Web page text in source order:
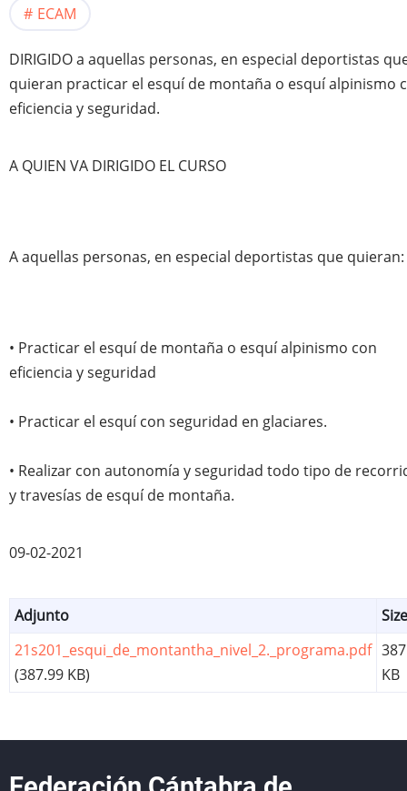
ECAM
DIRIGIDO a aquellas personas, en especial deportistas
quieran practicar el esquí de montaña o esquí alpinismo
eficiencia y seguridad.
A QUIEN VA DIRIGIDO EL CURSO
A aquellas personas, en especial deportistas que quieran:
• Practicar el esquí de montaña o esquí alpinismo con
eficiencia y seguridad
• Practicar el esquí con seguridad en glaciares.
• Realizar con autonomía y seguridad todo tipo de
y travesías de esquí de montaña.
09-02-2021
Adjunto
Size
21s201_esqui_de_montantha_nivel_2._programa.pdf
(387.99 KB)
KB